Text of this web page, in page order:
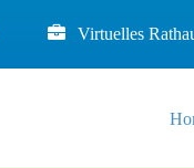
Virtuelles